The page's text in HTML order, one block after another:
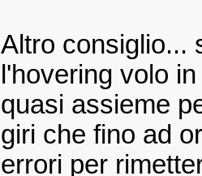
Altro consiglio...
l'hovering volo
quasi assieme
giri che fino ad
errori per